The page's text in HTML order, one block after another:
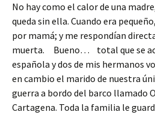
b
o
o
k
tt
er
m
p
ar
tir
No hay como el calor de una
queda sin ella. Cuando era
por mamá; y me respondían
muerta. Bueno… total que se
española y dos de mis hermanos
en cambio el marido de nuestra
guerra a bordo del barco llamado
Cartagena. Toda la familia le